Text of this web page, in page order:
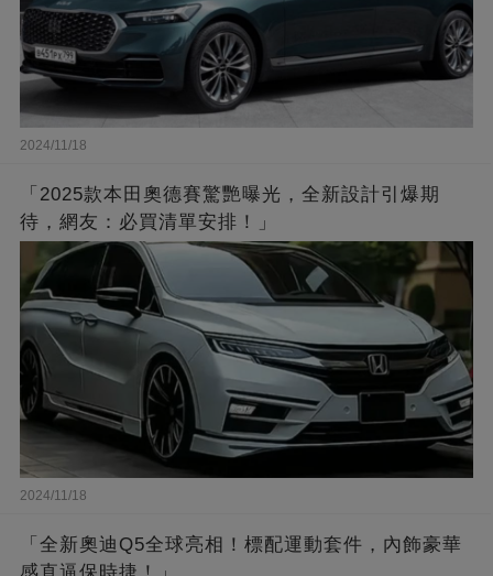
2024/11/18
「2025款本田奧德賽驚艷曝光，全新設計引爆期
待，網友：必買清單安排！」
2024/11/18
「全新奧迪Q5全球亮相！標配運動套件，內飾豪華
感直逼保時捷！」